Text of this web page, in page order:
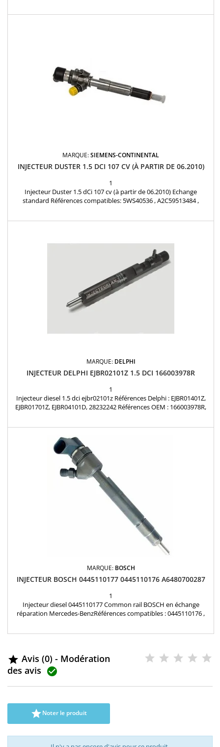
MARQUE:SIEMENS-CONTINENTAL
INJECTEUR DUSTER 1.5 DCI 107 CV (À PARTIR DE 06.2010)
1
Injecteur Duster 1.5 dCi 107 cv (à partir de 06.2010) Echange
standard Références compatibles: 5WS40536 , A2C59513484 ,
MARQUE: DELPHI
INJECTEUR DELPHI EJBR02101Z 1.5 DCI 166003978R
1
Injecteur diesel 1.5 dci ejbr02101z Références Delphi : EJBR01401Z,
EJBR01701Z, EJBR04101D, 28232242 Références OEM : 166003978R,
,15710-84A02-000 Renault : 1.5 dCi Nissan : 1.5...
MARQUE: BOSCH
INJECTEUR BOSCH 0445110177 0445110176 A6480700287
1
Injecteur diesel 0445110177 Common rail BOSCH en échange
réparation Mercedes-BenzRéférences compatibles : 0445110176 ,
 Avis (0) - Modération
des avis 
Noter le produit